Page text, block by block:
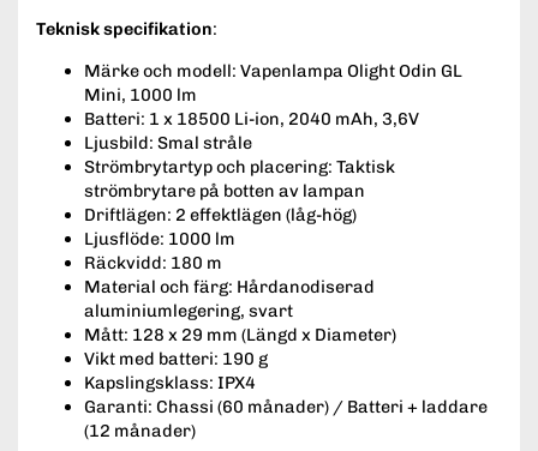
Teknisk specifikation:
Märke och modell: Vapenlampa Olight Odin GL
Mini, 1000 lm
Batteri: 1 x 18500 Li-ion, 2040 mAh, 3,6V
Ljusbild: Smal stråle
Strömbrytartyp och placering: Taktisk
strömbrytare på botten av lampan
Driftlägen: 2 effektlägen (låg-hög)
Ljusflöde: 1000 lm
Räckvidd: 180 m
Material och färg: Hårdanodiserad
aluminiumlegering, svart
Mått: 128 x 29 mm (Längd x Diameter)
Vikt med batteri: 190 g
Kapslingsklass: IPX4
Garanti: Chassi (60 månader) / Batteri + laddare
(12 månader)